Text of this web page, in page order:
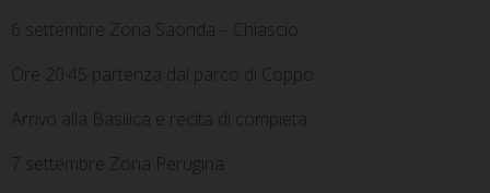
6 settembre Zona Saonda – Chiascio
Ore 20.45 partenza dal parco di Coppo
Arrivo alla Basilica e recita di compieta
7 settembre Zona Perugina